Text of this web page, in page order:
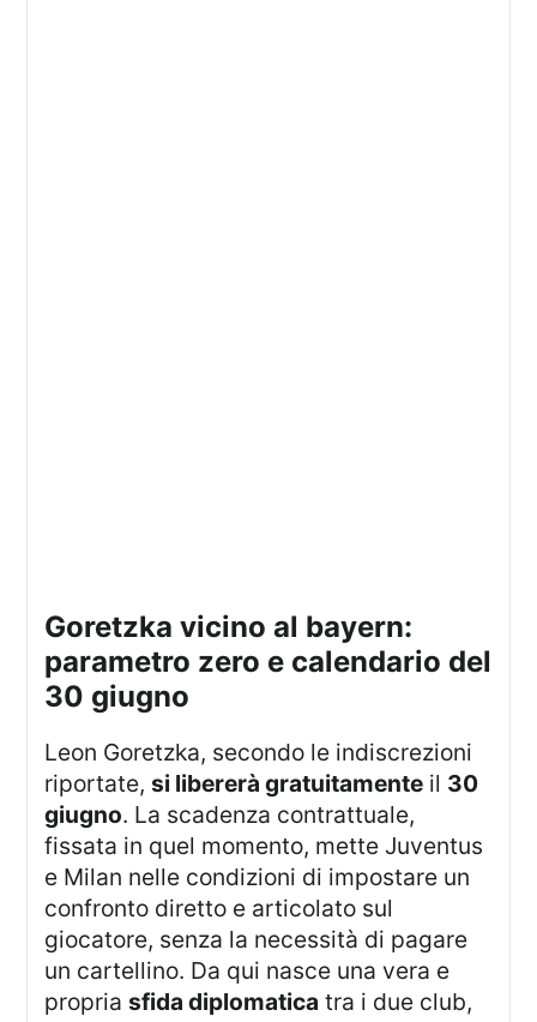
goretzka vicino al bayern:
parametro zero e calendario del
30 giugno
Leon Goretzka, secondo le indiscrezioni
riportate,si libererà gratuitamente il 30
giugno. La scadenza contrattuale,
fissata in quel momento, mette Juventus
e Milan nelle condizioni di impostare un
confronto diretto e articolato sul
giocatore, senza la necessità di pagare
un cartellino. Da qui nasce una vera e
propriasfida diplomatica tra i due club,